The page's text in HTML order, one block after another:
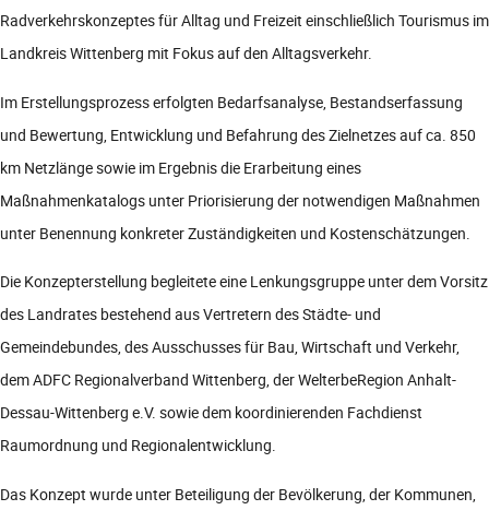
Radverkehrskonzeptes für Alltag und Freizeit einschließlich Tourismus im
Landkreis Wittenberg mit Fokus auf den Alltagsverkehr.
Im Erstellungsprozess erfolgten Bedarfsanalyse, Bestandserfassung
und Bewertung, Entwicklung und Befahrung des Zielnetzes auf ca. 850
km Netzlänge sowie im Ergebnis die Erarbeitung eines
Maßnahmenkatalogs unter Priorisierung der notwendigen Maßnahmen
unter Benennung konkreter Zuständigkeiten und Kostenschätzungen.
Die Konzepterstellung begleitete eine Lenkungsgruppe unter dem Vorsitz
des Landrates bestehend aus Vertretern des Städte- und
Gemeindebundes, des Ausschusses für Bau, Wirtschaft und Verkehr,
dem ADFC Regionalverband Wittenberg, der WelterbeRegion Anhalt-
Dessau-Wittenberg e.V. sowie dem koordinierenden Fachdienst
Raumordnung und Regionalentwicklung.
Das Konzept wurde unter Beteiligung der Bevölkerung, der Kommunen,